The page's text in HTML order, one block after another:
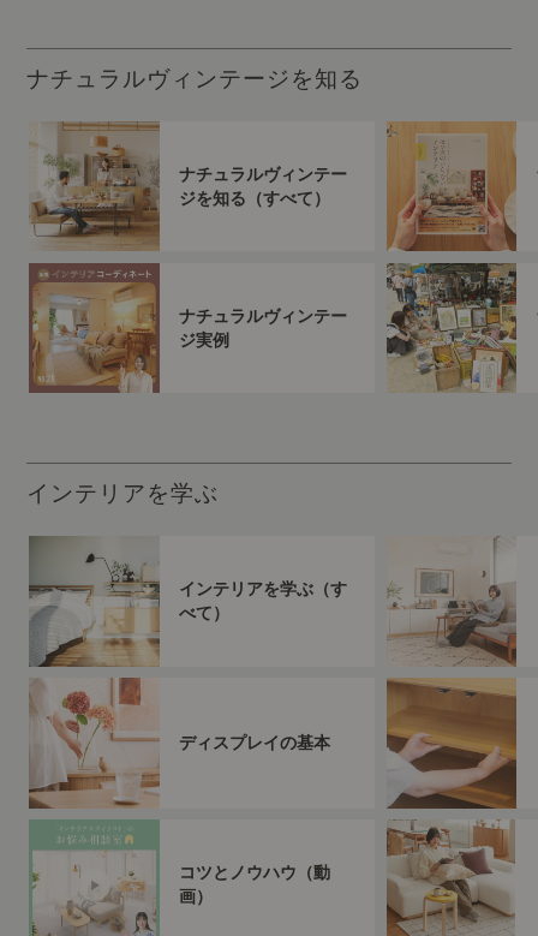
ナチュラルヴィンテージを知る
ナチュラルヴィンテー
ジを知る（すべて）
ナチュラルヴィンテー
ジ実例
インテリアを学ぶ
インテリアを学ぶ（す
べて）
ディスプレイの基本
コツとノウハウ（動
画）